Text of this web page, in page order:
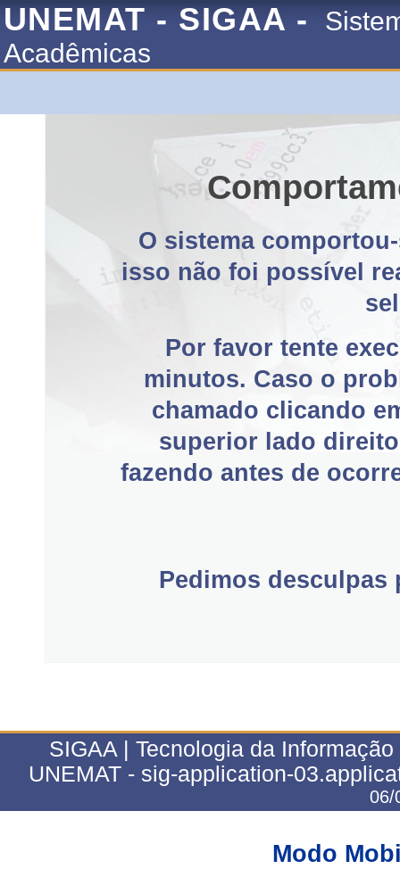
UNEMAT - SIGAA -
Acadêmicas
O sistema
isso não foi possível
Por favor tente
minutos. Caso o
chamado clicando
superior lado
fazendo antes de
Pedimos
SIGAA | Tecnologia da
UNEMAT - sig-application-
06/
Modo